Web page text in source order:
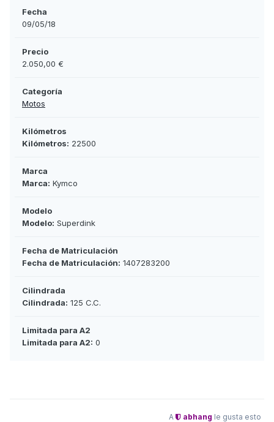
Fecha
09/05/18
Precio
2.050,00 €
Categoría
Motos
Kilómetros
Kilómetros: 22500
Marca
Marca: Kymco
Modelo
Modelo: Superdink
Fecha de Matriculación
Fecha de Matriculación: 1407283200
Cilindrada
Cilindrada: 125 C.C.
Limitada para A2
Limitada para A2: 0
A abhang le gusta esto